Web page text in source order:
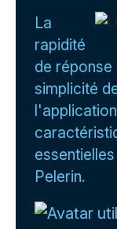
La
rapidité
de réponse
simplicité
Pelerin.